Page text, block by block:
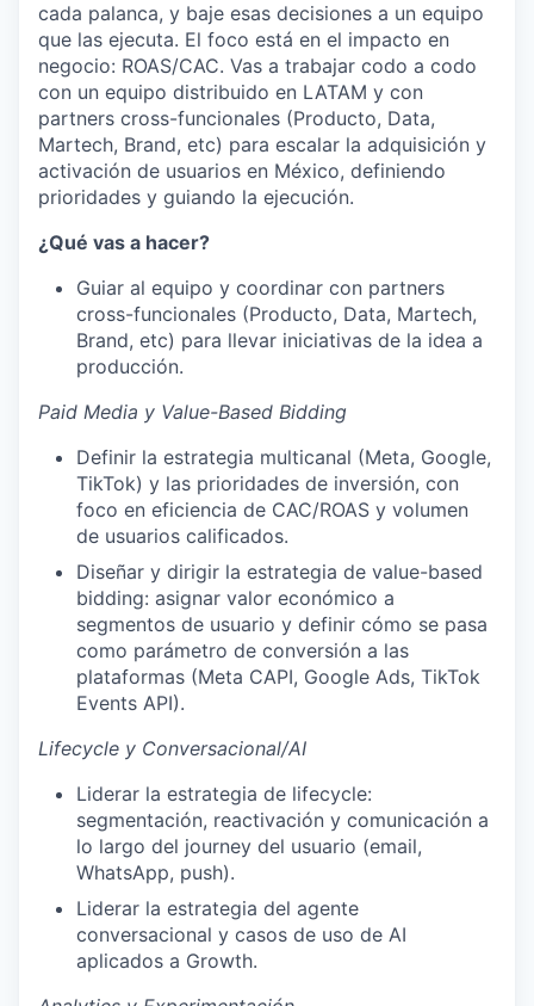
cada palanca, y baje esas decisiones a un equipo
que las ejecuta. El foco está en el impacto en
negocio: ROAS/CAC. Vas a trabajar codo a codo
con un equipo distribuido en LATAM y con
partners cross-funcionales (Producto, Data,
Martech, Brand, etc) para escalar la adquisición y
activación de usuarios en México, definiendo
prioridades y guiando la ejecución.
¿Qué vas a hacer?
Guiar al equipo y coordinar con partners
cross-funcionales (Producto, Data, Martech,
Brand, etc) para llevar iniciativas de la idea a
producción.
Paid Media y Value-Based Bidding
Definir la estrategia multicanal (Meta, Google,
TikTok) y las prioridades de inversión, con
foco en eficiencia de CAC/ROAS y volumen
de usuarios calificados.
Diseñar y dirigir la estrategia de value-based
bidding: asignar valor económico a
segmentos de usuario y definir cómo se pasa
como parámetro de conversión a las
plataformas (Meta CAPI, Google Ads, TikTok
Events API).
Lifecycle y Conversacional/AI
Liderar la estrategia de lifecycle:
segmentación, reactivación y comunicación a
lo largo del journey del usuario (email,
WhatsApp, push).
Liderar la estrategia del agente
conversacional y casos de uso de AI
aplicados a Growth.